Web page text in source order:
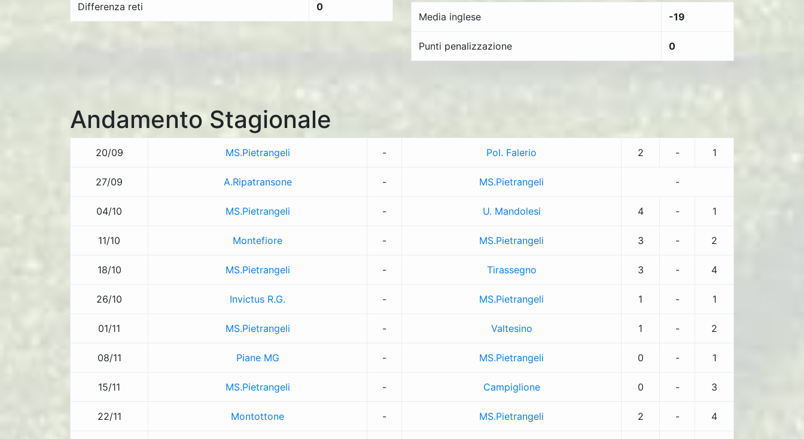
Differenza reti 0
Media inglese -19
Punti penalizzazione 0
Andamento Stagionale
20/09 MS.Pietrangeli - Pol. Falerio 2 - 1
27/09 A.Ripatransone - MS.Pietrangeli -
04/10 MS.Pietrangeli - U. Mandolesi 4 - 1
11/10 Montefiore - MS.Pietrangeli 3 - 2
18/10 MS.Pietrangeli - Tirassegno 3 - 4
26/10 Invictus R.G. - MS.Pietrangeli 1 - 1
01/11 MS.Pietrangeli - Valtesino 1 - 2
08/11 Piane MG - MS.Pietrangeli 0 - 1
15/11 MS.Pietrangeli - Campiglione 0 - 3
22/11 Montottone - MS.Pietrangeli 2 - 4